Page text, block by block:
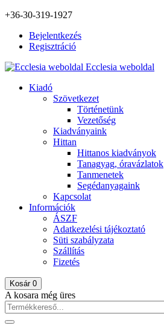
+36-30-319-1927
Bejelentkezés
Regisztráció
Ecclesia weboldal
Kiadó
Szövetkezet
Történetünk
Vezetőség
Kiadványaink
Hittan
Hittanos kiadványok
Tanagyag, óravázlatok
Tanmenetek
Segédanyagaink
Kapcsolat
Információk
ÁSZF
Adatkezelési tájékoztató
Süti szabályzata
Szállítás
Fizetés
Kosár 0
A kosara még üres